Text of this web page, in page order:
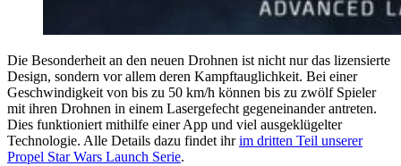
Die Besonderheit an den neuen Drohnen ist nicht nur das lizensierte
Design, sondern vor allem deren Kampftauglichkeit. Bei einer
Geschwindigkeit von bis zu 50 km/h können bis zu zwölf Spieler
mit ihren Drohnen in einem Lasergefecht gegeneinander antreten.
Dies funktioniert mithilfe einer App und viel ausgeklügelter
Technologie. Alle Details dazu findet ihrim dritten Teil unserer
Propel Star Wars Launch Serie.